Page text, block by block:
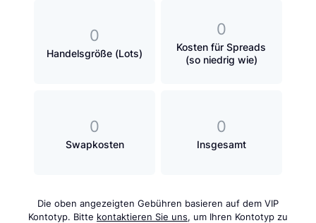
0
Handelsgröße (Lots)
0
Kosten für Spreads
(so niedrig wie)
0
Swapkosten
0
Insgesamt
Die oben angezeigten Gebühren basieren auf dem VIP
Kontotyp. Bitte kontaktieren Sie uns, um Ihren Kontotyp zu